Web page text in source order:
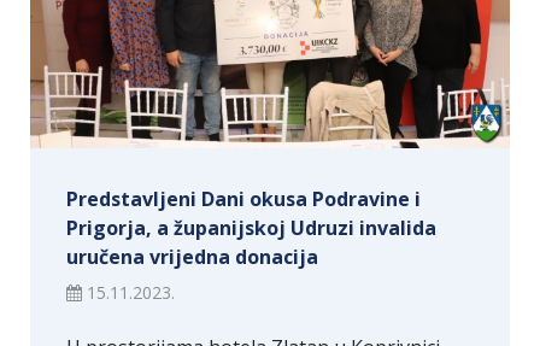
Predstavljeni Dani okusa Podravine i
Prigorja, a županijskoj Udruzi invalida
uručena vrijedna donacija
15.11.2023.